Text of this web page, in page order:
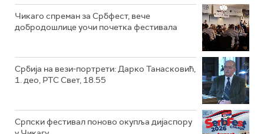
Чикаго спреман за Србфест, вече
добродошлице уочи почетка фестивала
Србија на вези-портрети: Дарко Танасковић,
1. део, РТС Свет, 18.55
Српски фестивал поново окупља дијаспору